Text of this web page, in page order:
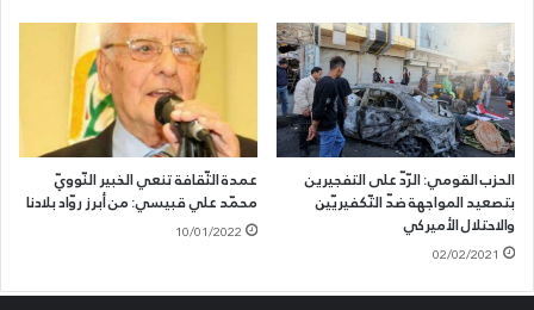
الحزب القومي: الرّدّ على التفجيرين
بتصعيد المواجهة ضدّ التّكفيريّين
والاحتلال الأميركي
02/02/2021
عمدة الثّقافة تنعي الخبير النّوويّ
محمّد علي قبيسي: من أبرز روّاد بلادنا
10/01/2022